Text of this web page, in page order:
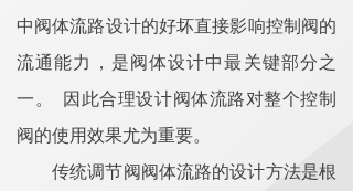
中阀体流路设计的好坏直接影响控制阀的
流通能力，是阀体设计中最关键部分之
一。
因此合理设计阀体流路对整个控制
阀的使用效果尤为重要。
传统调节阀阀体流路的设计方法是根